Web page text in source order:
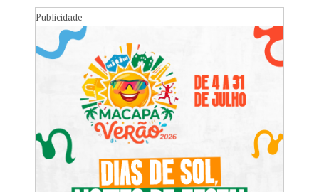
Publicidade